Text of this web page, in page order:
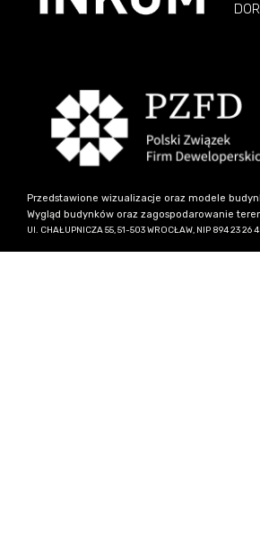
Przedstawione wizualizacje oraz modele
Wygląd budynków oraz zagospodarowanie
Ul. CHAŁUPNICZA 55, 51-503 WROCŁAW, NIP 894 23 26